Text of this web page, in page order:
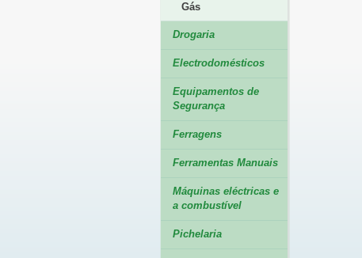
Gás
Drogaria
Electrodomésticos
Equipamentos de
Segurança
Ferragens
Ferramentas Manuais
Máquinas eléctricas e
a combustível
Pichelaria